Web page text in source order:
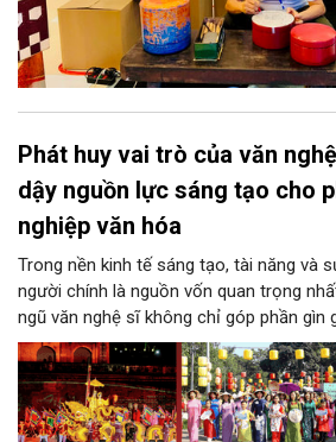
Phát huy vai trò của văn
dậy nguồn lực sáng tạo cho
nghiệp văn hóa
Trong nền kinh tế sáng tạo, tài năng và
người chính là nguồn vốn quan trọng
ngũ văn nghệ sĩ không chỉ góp phần gìn
mà còn giữ vai trò trung tâm trong quá
phẩm công nghiệp văn hóa có giá trị.
điều kiện để nguồn lực sáng tạo ấy phát
để Hà Nội khai thác hiệu quả tiềm năng